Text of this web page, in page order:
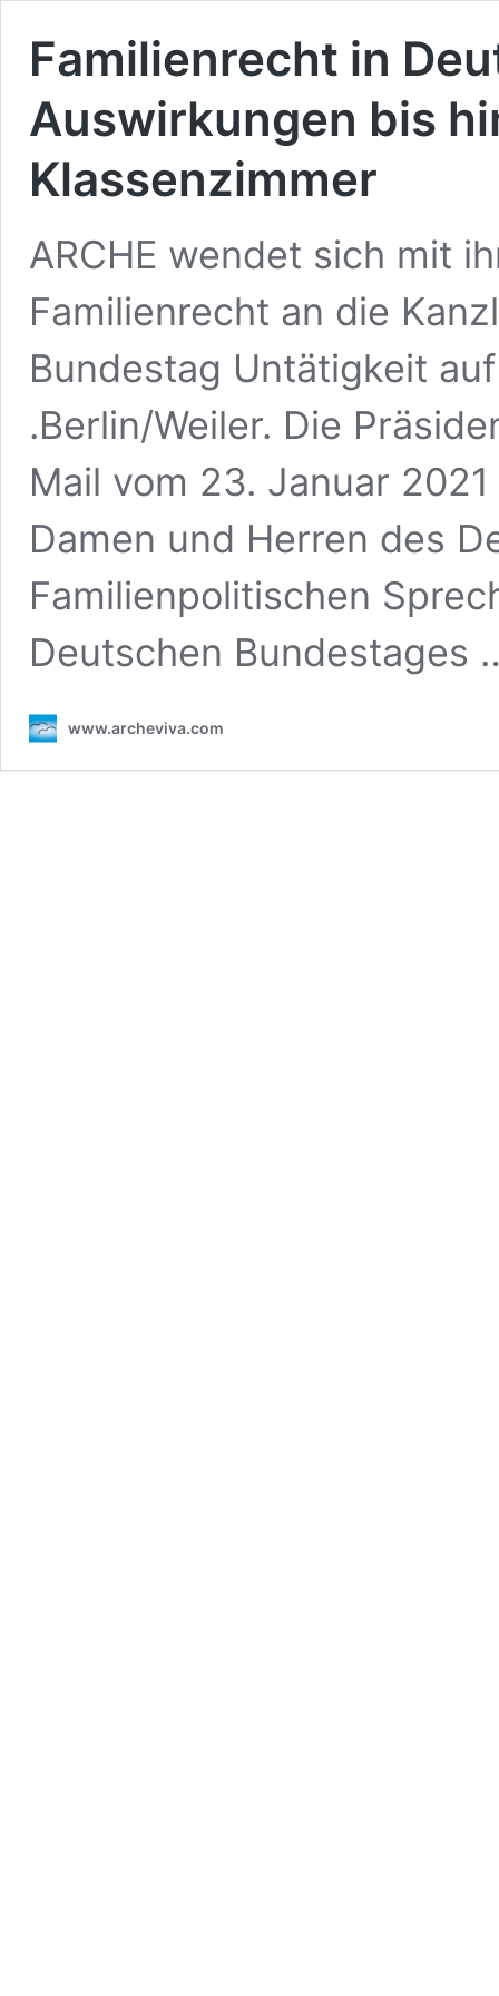
Familienrecht in
Auswirkungen bis
Klassenzimmer
ARCHE wendet sich mit
Familienrecht an die
Bundestag Untätigkeit
.Berlin/Weiler. Die
Mail vom 23. Januar
Damen und Herren des
Familienpolitischen
Deutschen Bundestages
www.archeviva.com